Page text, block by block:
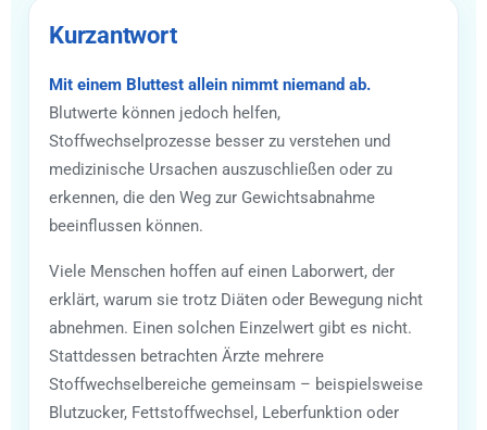
Kurzantwort
Mit einem Bluttest allein nimmt niemand ab.
Blutwerte können jedoch helfen,
Stoffwechselprozesse besser zu verstehen und
medizinische Ursachen auszuschließen oder zu
erkennen, die den Weg zur Gewichtsabnahme
beeinflussen können.
Viele Menschen hoffen auf einen Laborwert, der
erklärt, warum sie trotz Diäten oder Bewegung nicht
abnehmen. Einen solchen Einzelwert gibt es nicht.
Stattdessen betrachten Ärzte mehrere
Stoffwechselbereiche gemeinsam – beispielsweise
Blutzucker, Fettstoffwechsel, Leberfunktion oder